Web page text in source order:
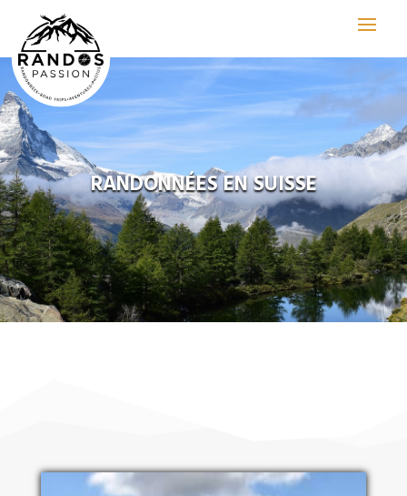
RANDONNÉES EN SUISSE